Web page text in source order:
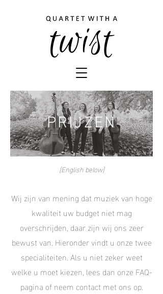
PRIJZEN
[English below]
Wij zijn van mening dat muziek van hoge
kwaliteit uw budget niet mag
overschrijden, daar zijn wij ons zeer
bewust van. Hieronder vindt u ​​onze twee
specialiteiten. Als u niet zeker weet
welke u moet kiezen, lees dan onze FAQ-
pagina of neem contact met ons op.